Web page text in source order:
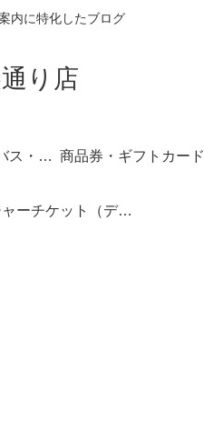
内に特化したブログ
り店
新幹線・電車・バス・飛行機 商品券・ギフトカード
レジャーチケット（ディズニー・USJ他）